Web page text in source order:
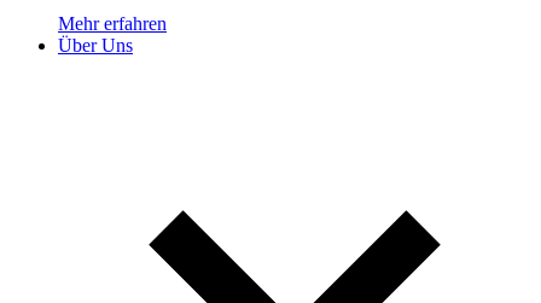
Mehr erfahren
Über Uns